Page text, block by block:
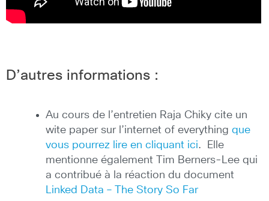
D’autres informations :
Au cours de l’entretien Raja Chiky cite un
wite paper sur l’internet of everything que
vous pourrez lire en cliquant ici. Elle
mentionne également Tim Berners-Lee qui
a contribué à la réaction du document
Linked Data – The Story So Far